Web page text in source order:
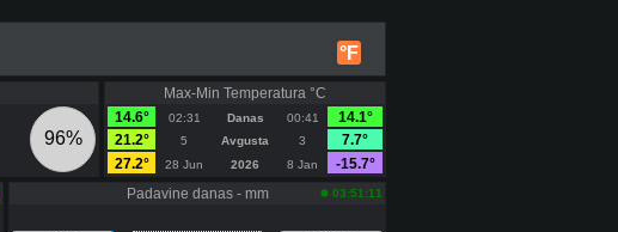
°F
96%
Max-Min Temperatura °C
14.6°
02:31 Danas 00:41
14.1°
21.2°
5 Avgusta 3
7.7°
27.2°
28 Jun 2026 8 Jan
-15.7°
Padavine danas - mm 03:51:11